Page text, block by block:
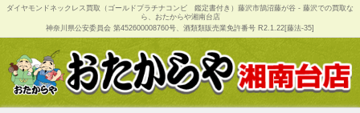
ダイヤモンドネックレス買取（ゴールドプラチナコンビ 鑑定書付き）藤沢市鵠沼藤が谷 - 藤沢での買取な
ら、おたからや湘南台店
神奈川県公安委員会 第452600008760号、酒類類販売業免許番号 R2.1.22[藤法-35]